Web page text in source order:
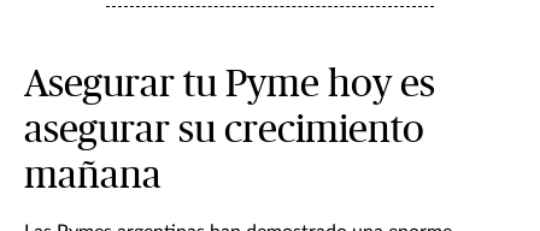
Asegurar tu Pyme hoy es
asegurar su crecimiento
mañana